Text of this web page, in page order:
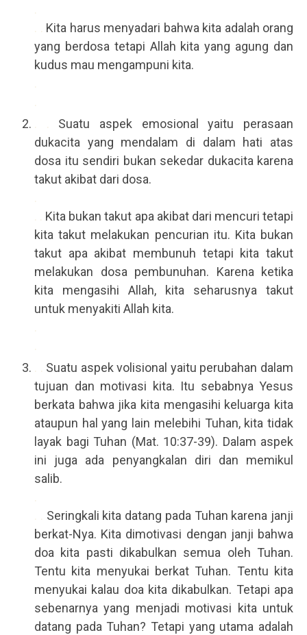
.
. . Kita harus menyadari bahwa kita adalah orang
yang berdosa tetapi Allah kita yang agung dan
kudus mau mengampuni kita.
.
.
. . Suatu aspek emosional yaitu perasaan
dukacita yang mendalam di dalam hati atas
dosa itu sendiri bukan sekedar dukacita karena
takut akibat dari dosa.
.
. . Kita bukan takut apa akibat dari mencuri tetapi
kita takut melakukan pencurian itu. Kita bukan
takut apa akibat membunuh tetapi kita takut
melakukan dosa pembunuhan. Karena ketika
kita mengasihi Allah, kita seharusnya takut
untuk menyakiti Allah kita.
.
.
. . Suatu aspek volisional yaitu perubahan dalam
tujuan dan motivasi kita. Itu sebabnya Yesus
berkata bahwa jika kita mengasihi keluarga kita
ataupun hal yang lain melebihi Tuhan, kita tidak
layak bagi Tuhan (Mat. 10:37-39). Dalam aspek
ini juga ada penyangkalan diri dan memikul
salib.
.
. . Seringkali kita datang pada Tuhan karena janji
berkat-Nya. Kita dimotivasi dengan janji bahwa
doa kita pasti dikabulkan semua oleh Tuhan.
Tentu kita menyukai berkat Tuhan. Tentu kita
menyukai kalau doa kita dikabulkan. Tetapi apa
sebenarnya yang menjadi motivasi kita untuk
datang pada Tuhan? Tetapi yang utama adalah